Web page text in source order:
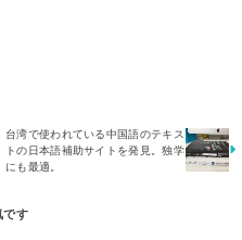
台湾で使われている中国語のテキス
トの日本語補助サイトを発見。独学
にも最適。